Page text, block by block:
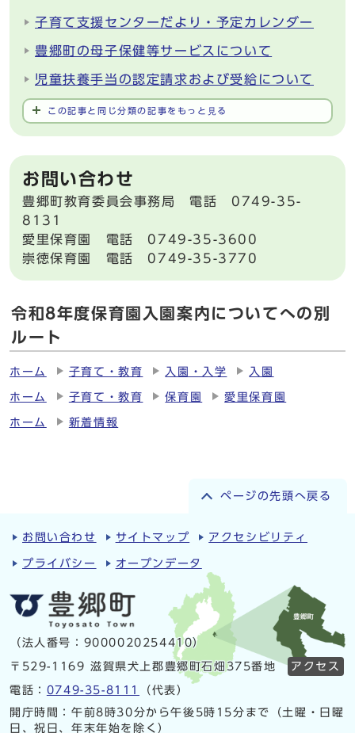
子育て支援センターだより・予定カレンダー
豊郷町の母子保健等サービスについて
児童扶養手当の認定請求および受給について
この記事と同じ分類の記事をもっと見る
お問い合わせ
豊郷町教育委員会事務局 電話 0749-35-
8131
愛里保育園 電話 0749-35-3600
崇徳保育園 電話 0749-35-3770
令和8年度保育園入園案内についてへの別
ルート
ホーム 子育て・教育 入園・入学 入園
ホーム 子育て・教育 保育園 愛里保育園
ホーム 新着情報
ページの先頭へ戻る
お問い合わせ サイトマップ アクセシビリティ
プライバシー オープンデータ
（法人番号：9000020254410）
〒529-1169 滋賀県犬上郡豊郷町石畑375番地 アクセス
電話： 0749-35-8111
（代表）
開庁時間：午前8時30分から午後5時15分まで（土曜・日曜
日、祝日、年末年始を除く）